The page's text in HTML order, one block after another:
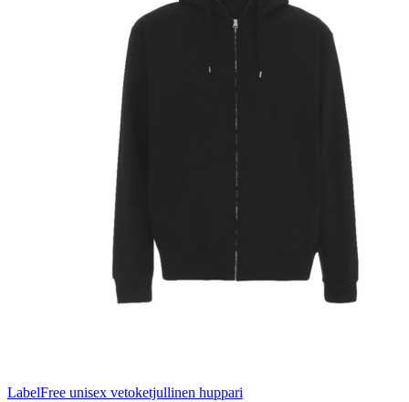
LabelFree unisex vetoketjullinen huppari